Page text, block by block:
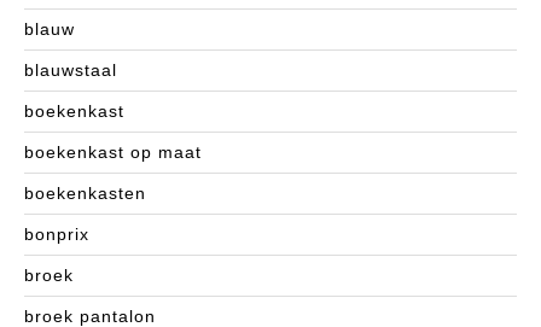
blauw
blauwstaal
boekenkast
boekenkast op maat
boekenkasten
bonprix
broek
broek pantalon